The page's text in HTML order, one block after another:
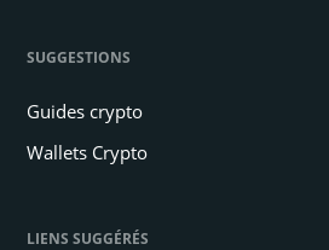
SUGGESTIONS
Guides crypto
Wallets Crypto
LIENS SUGGÉRÉS